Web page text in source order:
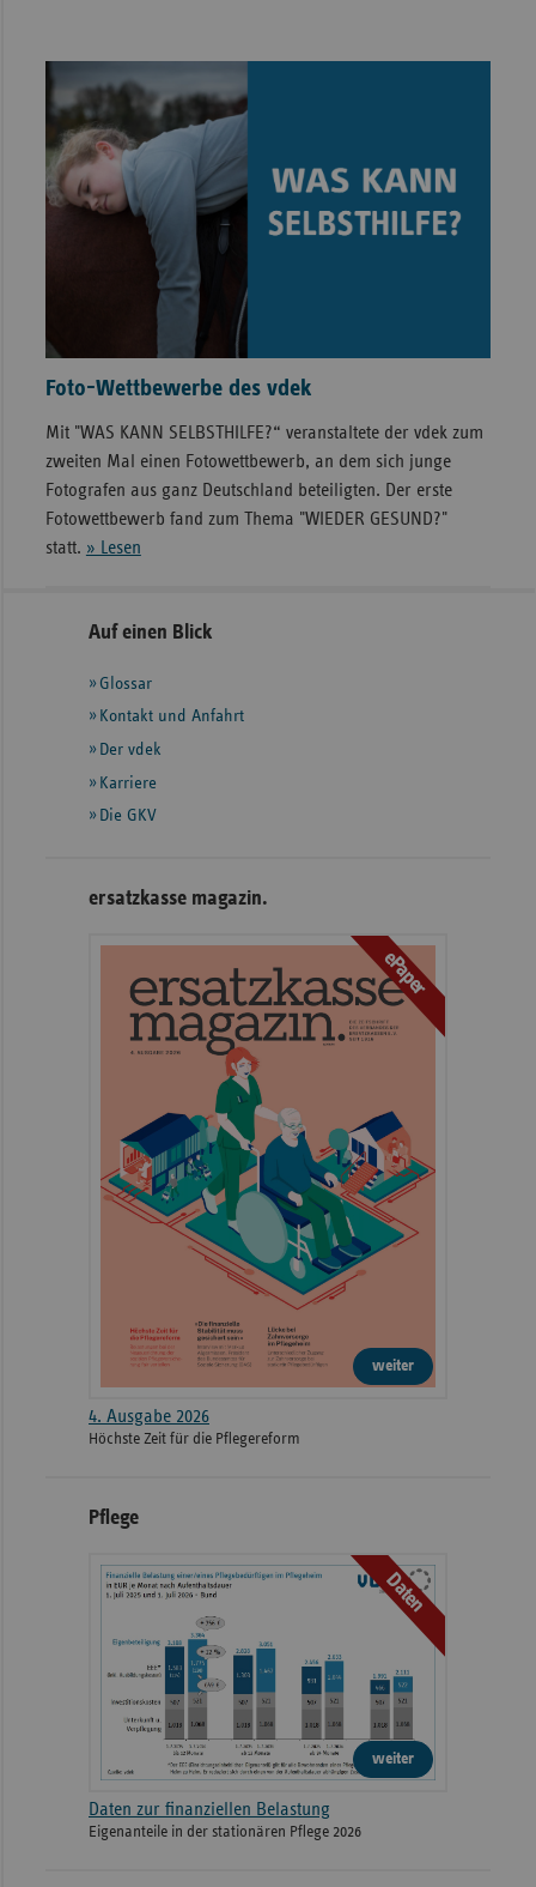
Foto-Wettbewerbe des vdek
Mit "WAS KANN SELBSTHILFE?“ veranstaltete der vdek zum
zweiten Mal einen Fotowettbewerb, an dem sich junge
Fotografen aus ganz Deutschland beteiligten. Der erste
Fotowettbewerb fand zum Thema "WIEDER GESUND?"
statt. » Lesen
Seitennavigation
Seitenleiste
weiteren
Informationen
Auf einen Blick
Glossar
Kontakt und Anfahrt
Der vdek
Karriere
Die GKV
ersatzkasse magazin.
ePaper
weiter
4. Ausgabe 2026
Höchste Zeit für die Pflegereform
Pflege
Daten
weiter
Daten zur finanziellen Belastung
Eigenanteile in der stationären Pflege 2026